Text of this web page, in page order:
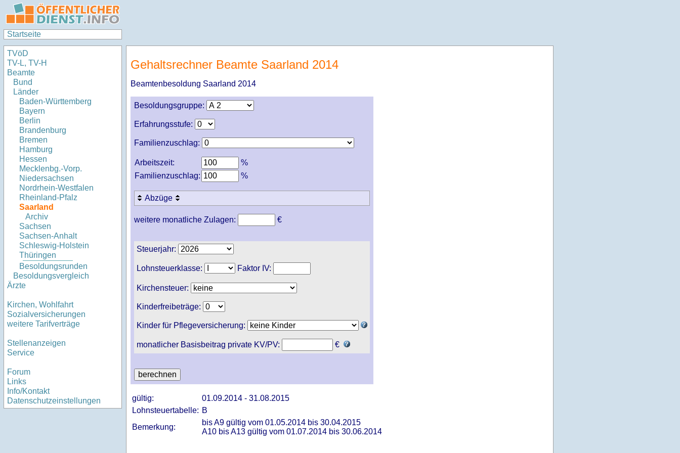
Startseite
TVöD
TV-L, TV-H
Beamte
Bund
Länder
Baden-Württemberg
Bayern
Berlin
Brandenburg
Bremen
Hamburg
Hessen
Mecklenbg.-Vorp.
Niedersachsen
Nordrhein-Westfalen
Rheinland-Pfalz
Saarland
Archiv
Sachsen
Sachsen-Anhalt
Schleswig-Holstein
Thüringen
Besoldungsrunden
Besoldungsvergleich
Ärzte
Kirchen, Wohlfahrt
Sozialversicherungen
weitere Tarifverträge
Stellenanzeigen
Service
Forum
Links
Info/Kontakt
Datenschutzeinstellungen
Gehaltsrechner Beamte Saarland 2014
Beamtenbesoldung Saarland 2014
Besoldungsgruppe:
Erfahrungsstufe:
Familienzuschlag:
Arbeitszeit:
%
Familienzuschlag:
%
Abzüge
weitere monatliche Zulagen: €
Steuerjahr:
Lohnsteuerklasse: Faktor IV:
Kirchensteuer:
Kinderfreibeträge:
Kinder für Pflegeversicherung:
monatlicher Basisbeitrag private KV/PV: €
gültig:
01.09.2014 - 31.08.2015
Lohnsteuertabelle: B
Bemerkung:
bis A9 gültig vom 01.05.2014 bis 30.04.2015
A10 bis A13 gültig vom 01.07.2014 bis 30.06.2014